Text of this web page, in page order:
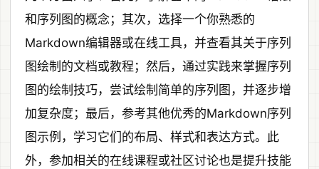
和序列图的概念；其次，选择一个你熟悉的
Markdown编辑器或在线工具，并查看其关于序列
图绘制的文档或教程；然后，通过实践来掌握序列
图的绘制技巧，尝试绘制简单的序列图，并逐步增
加复杂度；最后，参考其他优秀的Markdown序列
图示例，学习它们的布局、样式和表达方式。此
外，参加相关的在线课程或社区讨论也是提升技能